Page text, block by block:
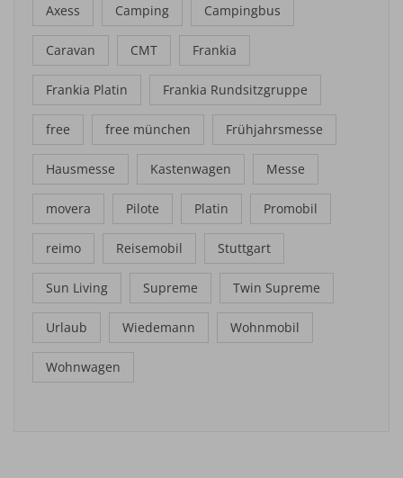
Axess Camping Campingbus
Caravan CMT Frankia
Frankia Platin Frankia Rundsitzgruppe
free free münchen Frühjahrsmesse
Hausmesse Kastenwagen Messe
movera Pilote Platin Promobil
reimo Reisemobil Stuttgart
Sun Living Supreme Twin Supreme
Urlaub Wiedemann Wohnmobil
Wohnwagen